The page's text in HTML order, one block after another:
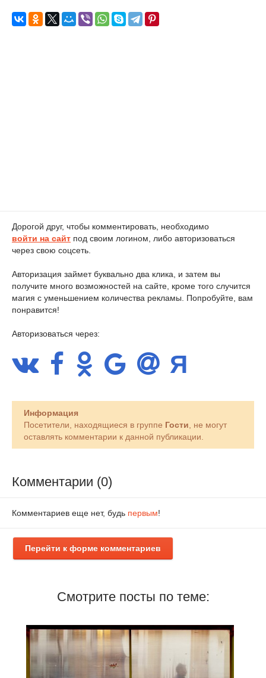
Дорогой друг, чтобы комментировать, необходимо
войти на сайт под своим логином, либо авторизоваться
через свою соцсеть.
Авторизация займет буквально два клика, и затем вы
получите много возможностей на сайте, кроме того случится
магия с уменьшением количества рекламы. Попробуйте, вам
понравится!
Авторизоваться через:
Информация
Посетители, находящиеся в группе Гости , не могут
оставлять комментарии к данной публикации.
Комментарии (0)
Комментариев еще нет, будь первым!
Перейти к форме комментариев
Смотрите посты по теме: